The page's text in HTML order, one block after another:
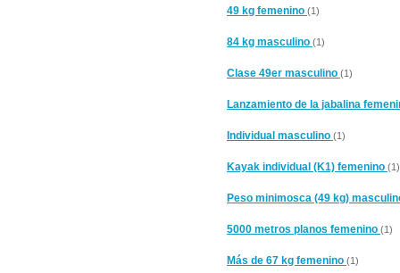
49 kg femenino (1)
84 kg masculino (1)
Clase 49er masculino (1)
Lanzamiento de la jabalina
Individual masculino (1)
Kayak individual (K1) femenino (1)
Peso minimosca (49 kg)
5000 metros planos femenino (1)
Más de 67 kg femenino (1)